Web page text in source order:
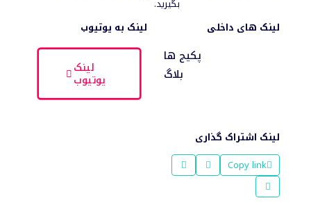
بگیرید.
لینک های داخلی
پکیج ها
بلاگ
لینک به یوتیوب
لینک
یوتیوب
لینک اشتراک گذاری
Copy link